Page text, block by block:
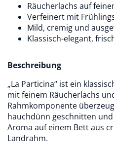
Räucherlachs auf
Verfeinert mit
Mild, cremig und
Klassisch-elegant,
Beschreibung
„La Particina“ ist ein
mit feinem Räucherlachs
Rahmkomponente
hauchdünn geschnitten
Aroma auf einem Bett aus
Landrahm.